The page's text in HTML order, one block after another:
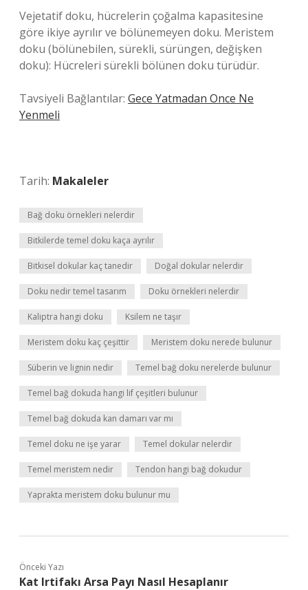
Vejetatif doku, hücrelerin çoğalma kapasitesine
göre ikiye ayrılır ve bölünemeyen doku. Meristem
doku (bölünebilen, sürekli, sürüngen, değişken
doku): Hücreleri sürekli bölünen doku türüdür.
Tavsiyeli Bağlantılar: Gece Yatmadan Once Ne
Yenmeli
Tarih: Makaleler
Bağ doku örnekleri nelerdir
Bitkilerde temel doku kaça ayrılır
Bitkisel dokular kaç tanedir Doğal dokular nelerdir
Doku nedir temel tasarım Doku örnekleri nelerdir
Kaliptra hangi doku Ksilem ne taşır
Meristem doku kaç çeşittir Meristem doku nerede bulunur
Süberin ve lignin nedir Temel bağ doku nerelerde bulunur
Temel bağ dokuda hangi lif çeşitleri bulunur
Temel bağ dokuda kan damarı var mı
Temel doku ne işe yarar Temel dokular nelerdir
Temel meristem nedir Tendon hangi bağ dokudur
Yaprakta meristem doku bulunur mu
Önceki Yazı
Kat Irtifakı Arsa Payı Nasıl Hesaplanır